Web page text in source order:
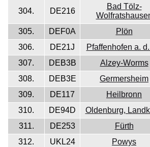
304. DE216
Bad Tölz-
305. DEF0A Plön
306.
DE21J Pfaffenhofen a.
307.
DEB3B Alzey-Worms
308.
DEB3E Germersheim
309.
DE117 Heilbronn
310.
DE94D Oldenburg,
311.
DE253 Fürth
312.
UKL24 Powys